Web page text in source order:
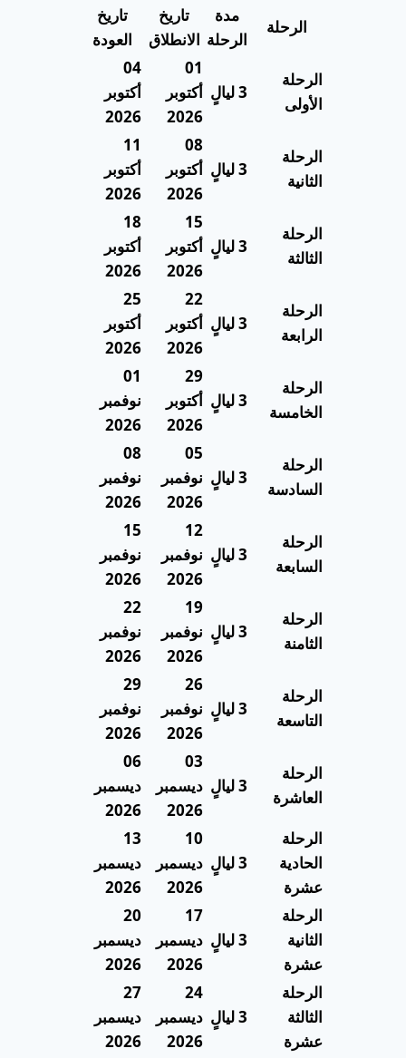
الرحلة
مدة
الرحلة
تاريخ
الانطلاق
تاريخ
العودة
الرحلة
الأولى
3 ليالٍ
01
أكتوبر
2026
04
أكتوبر
2026
الرحلة
الثانية
3 ليالٍ
08
أكتوبر
2026
11
أكتوبر
2026
الرحلة
الثالثة
3 ليالٍ
15
أكتوبر
2026
18
أكتوبر
2026
الرحلة
الرابعة
3 ليالٍ
22
أكتوبر
2026
25
أكتوبر
2026
الرحلة
الخامسة
3 ليالٍ
29
أكتوبر
2026
01
نوفمبر
2026
الرحلة
السادسة
3 ليالٍ
05
نوفمبر
2026
08
نوفمبر
2026
الرحلة
السابعة
3 ليالٍ
12
نوفمبر
2026
15
نوفمبر
2026
الرحلة
الثامنة
3 ليالٍ
19
نوفمبر
2026
22
نوفمبر
2026
الرحلة
التاسعة
3 ليالٍ
26
نوفمبر
2026
29
نوفمبر
2026
الرحلة
العاشرة
3 ليالٍ
03
ديسمبر
2026
06
ديسمبر
2026
الرحلة
الحادية
عشرة
3 ليالٍ
10
ديسمبر
2026
13
ديسمبر
2026
الرحلة
الثانية
عشرة
3 ليالٍ
17
ديسمبر
2026
20
ديسمبر
2026
الرحلة
الثالثة
عشرة
3 ليالٍ
24
ديسمبر
2026
27
ديسمبر
2026